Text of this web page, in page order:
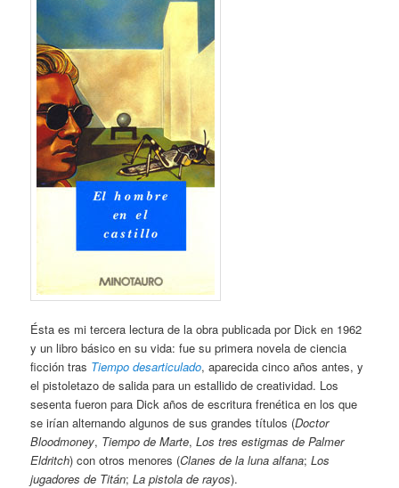
Ésta es mi tercera lectura de la obra publicada por Dick en 1962
y un libro básico en su vida: fue su primera novela de ciencia
ficción tras Tiempo desarticulado, aparecida cinco años antes, y
el pistoletazo de salida para un estallido de creatividad. Los
sesenta fueron para Dick años de escritura frenética en los que
se irían alternando algunos de sus grandes títulos (Doctor
Bloodmoney, Tiempo de Marte,Los tres estigmas de Palmer
Eldritch) con otros menores (Clanes de la luna alfana;Los
jugadores de Titán;La pistola de rayos).